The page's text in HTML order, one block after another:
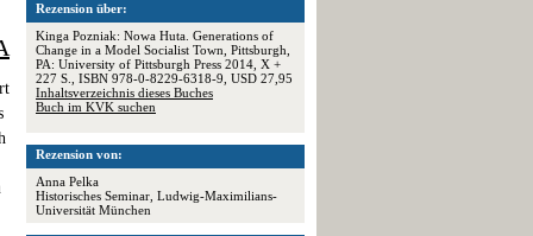
Rezension über:
Kinga Pozniak: Nowa Huta. Generations of
Change in a Model Socialist Town, Pittsburgh,
PA: University of Pittsburgh Press 2014, X +
227 S., ISBN 978-0-8229-6318-9, USD 27,95
Inhaltsverzeichnis dieses Buches
Buch im KVK suchen
Rezension von:
Anna Pelka
Historisches Seminar, Ludwig-Maximilians-
Universität München